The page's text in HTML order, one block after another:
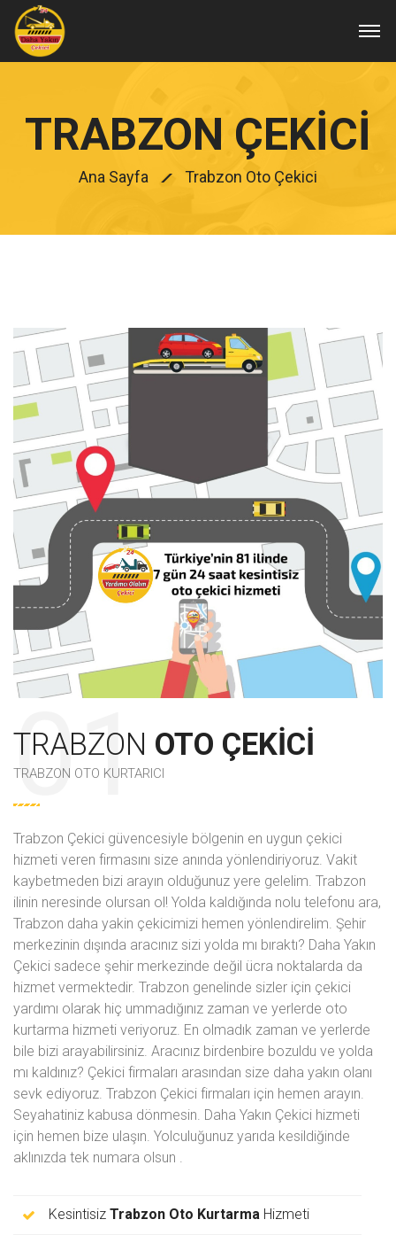
TRABZON ÇEKICI
Ana Sayfa Trabzon Oto Çekici
TRABZON OTO ÇEKICI
TRABZON OTO KURTARICI
Trabzon Çekici güvencesiyle bölgenin en uygun çekici
hizmeti veren firmasını size anında yönlendiriyoruz. Vakit
kaybetmeden bizi arayın olduğunuz yere gelelim. Trabzon
ilinin neresinde olursan ol! Yolda kaldığında nolu telefonu ara,
Trabzon daha yakin çekicimizi hemen yönlendirelim. Şehir
merkezinin dışında aracınız sizi yolda mı bıraktı? Daha Yakın
Çekici sadece şehir merkezinde değil ücra noktalarda da
hizmet vermektedir. Trabzon genelinde sizler için çekici
yardımı olarak hiç ummadığınız zaman ve yerlerde oto
kurtarma hizmeti veriyoruz. En olmadık zaman ve yerlerde
bile bizi arayabilirsiniz. Aracınız birdenbire bozuldu ve yolda
mı kaldınız? Çekici firmaları arasından size daha yakın olanı
sevk ediyoruz. Trabzon Çekici firmaları için hemen arayın.
Seyahatiniz kabusa dönmesin. Daha Yakın Çekici hizmeti
için hemen bize ulaşın. Yolculuğunuz yarıda kesildiğinde
aklınızda tek numara olsun .
Kesintisiz Trabzon Oto Kurtarma Hizmeti